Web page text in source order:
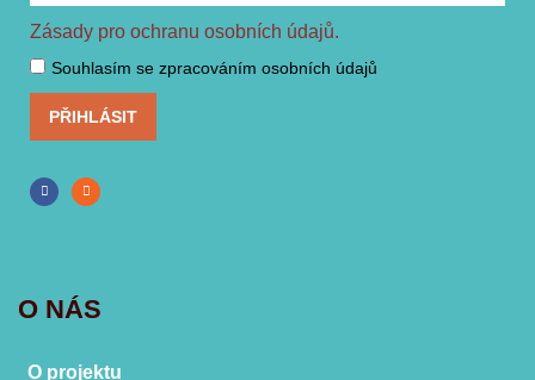
Zásady pro ochranu osobních údajů.
Souhlasím se zpracováním osobních údajů
PŘIHLÁSIT
O NÁS
O projektu